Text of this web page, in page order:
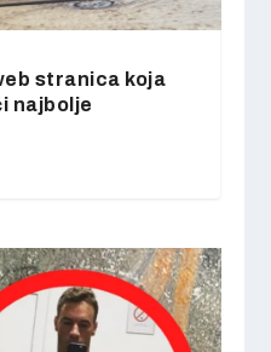
stranica koja
najbolje